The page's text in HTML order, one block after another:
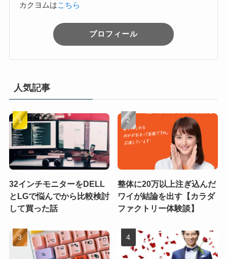
カクヨムはこちら
プロフィール
人気記事
32インチモニターをDELL
とLGで悩んでから比較検討
して買った話
整体に20万以上注ぎ込んだ
ワイが結論を出す【カラダ
ファクトリー体験談】